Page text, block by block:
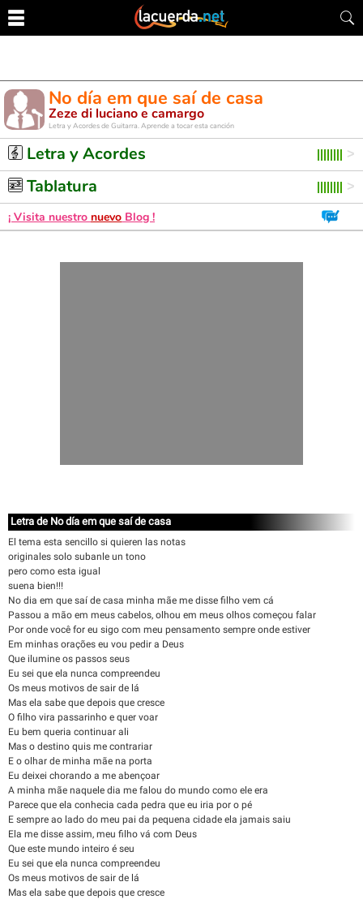
No día em que saí de casa
Zeze di luciano e camargo
Letra y Acordes de Guitarra. Aprende a tocar esta canción
Letra y Acordes
Tablatura
¡ Visita nuestro nuevo Blog !
Letra de No día em que saí de casa
El tema esta sencillo si quieren las notas
originales solo subanle un tono
pero como esta igual
suena bien!!!
No dia em que saí de casa minha mãe me disse filho vem cá
Passou a mão em meus cabelos, olhou em meus olhos começou falar
Por onde você for eu sigo com meu pensamento sempre onde estiver
Em minhas orações eu vou pedir a Deus
Que ilumine os passos seus
Eu sei que ela nunca compreendeu
Os meus motivos de sair de lá
Mas ela sabe que depois que cresce
O filho vira passarinho e quer voar
Eu bem queria continuar ali
Mas o destino quis me contrariar
E o olhar de minha mãe na porta
Eu deixei chorando a me abençoar
A minha mãe naquele dia me falou do mundo como ele era
Parece que ela conhecia cada pedra que eu iria por o pé
E sempre ao lado do meu pai da pequena cidade ela jamais saiu
Ela me disse assim, meu filho vá com Deus
Que este mundo inteiro é seu
Eu sei que ela nunca compreendeu
Os meus motivos de sair de lá
Mas ela sabe que depois que cresce